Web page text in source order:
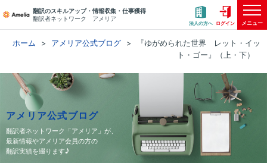
翻訳のスキルアップ・情報収集・仕事獲得
翻訳者ネットワーク アメリア
法人の方へ ログイン メニュー
ホーム アメリア公式ブログ
『ゆがめられた世界 レット・イッ
ト・ゴー』（上・下）
アメリア公式ブログ
翻訳者ネットワーク「アメリア」が、
最新情報やアメリア会員の方の
翻訳実績を綴ります♪